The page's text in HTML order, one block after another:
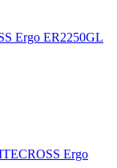
Ergo ER2250GL
Ergo